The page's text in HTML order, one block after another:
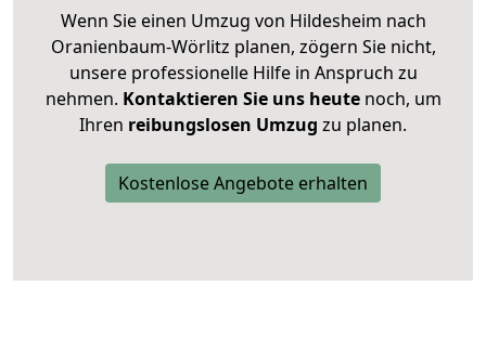
Wenn Sie einen Umzug von Hildesheim nach
Oranienbaum-Wörlitz planen, zögern Sie nicht,
unsere professionelle Hilfe in Anspruch zu
nehmen. Kontaktieren Sie uns heutenoch, um
Ihren reibungslosen Umzug zu planen.
Kostenlose Angebote erhalten